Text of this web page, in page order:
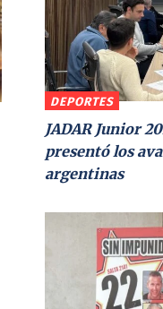
DEPORTES
JADAR Junior
presentó los
argentinas